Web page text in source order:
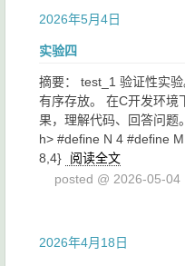
2026年5月4日
实验四
摘要： test_1 验证性实验
有序存放。 在C开发环境
果，理解代码、回答问题
h> #define N 4 #define
8,4}
阅读全文
posted @ 2026-05-04
2026年4月18日